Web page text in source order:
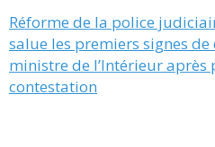
Réforme de la police
salue les premiers signes
ministre de l’Intérieur après
contestation